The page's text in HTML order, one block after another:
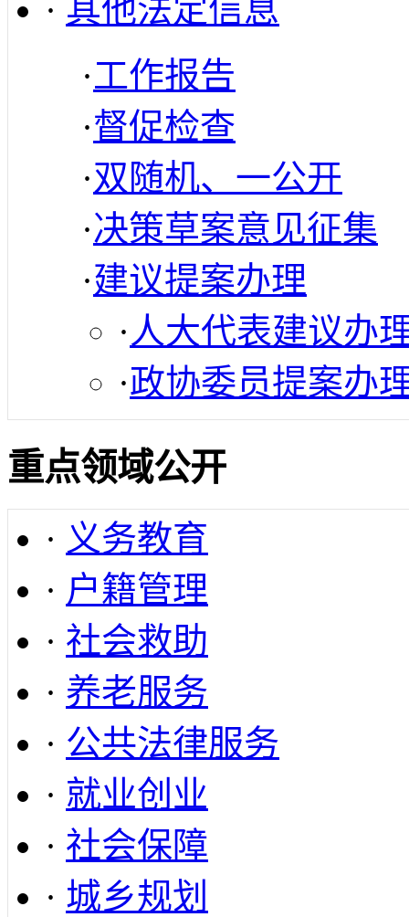
· 其他法定信息
·工作报告
·督促检查
·双随机、一公开
·决策草案意见征集
·建议提案办理
· 人大代表建议办
·政协委员提案办
重点领域公开
· 义务教育
· 户籍管理
· 社会救助
· 养老服务
· 公共法律服务
· 就业创业
· 社会保障
· 城乡规划